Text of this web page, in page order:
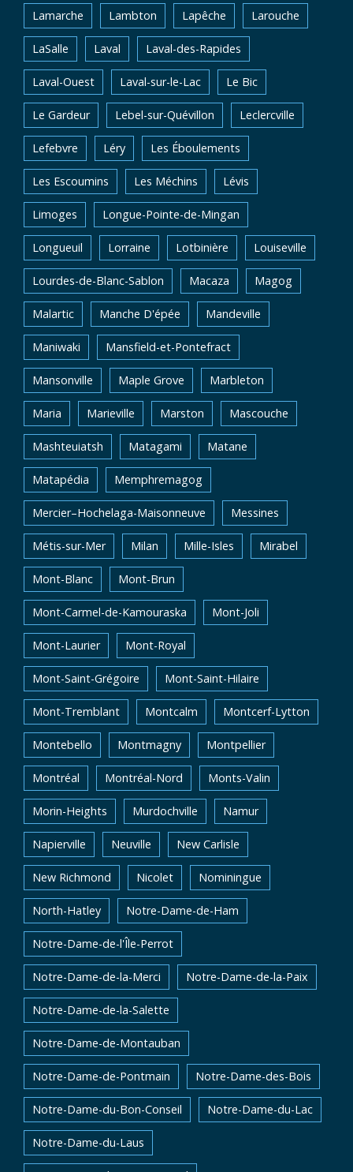
Lamarche Lambton Lapêche Larouche
LaSalle Laval Laval-des-Rapides
Laval-Ouest Laval-sur-le-Lac Le Bic
Le Gardeur Lebel-sur-Quévillon Leclercville
Lefebvre Léry Les Éboulements
Les Escoumins Les Méchins Lévis
Limoges Longue-Pointe-de-Mingan
Longueuil Lorraine Lotbinière Louiseville
Lourdes-de-Blanc-Sablon Macaza Magog
Malartic Manche D'épée Mandeville
Maniwaki Mansfield-et-Pontefract
Mansonville Maple Grove Marbleton
Maria Marieville Marston Mascouche
Mashteuiatsh Matagami Matane
Matapédia Memphremagog
Mercier–Hochelaga-Maisonneuve Messines
Métis-sur-Mer Milan Mille-Isles Mirabel
Mont-Blanc Mont-Brun
Mont-Carmel-de-Kamouraska Mont-Joli
Mont-Laurier Mont-Royal
Mont-Saint-Grégoire Mont-Saint-Hilaire
Mont-Tremblant Montcalm Montcerf-Lytton
Montebello Montmagny Montpellier
Montréal Montréal-Nord Monts-Valin
Morin-Heights Murdochville Namur
Napierville Neuville New Carlisle
New Richmond Nicolet Nominingue
North-Hatley Notre-Dame-de-Ham
Notre-Dame-de-l'Île-Perrot
Notre-Dame-de-la-Merci Notre-Dame-de-la-Paix
Notre-Dame-de-la-Salette
Notre-Dame-de-Montauban
Notre-Dame-de-Pontmain Notre-Dame-des-Bois
Notre-Dame-du-Bon-Conseil Notre-Dame-du-Lac
Notre-Dame-du-Laus